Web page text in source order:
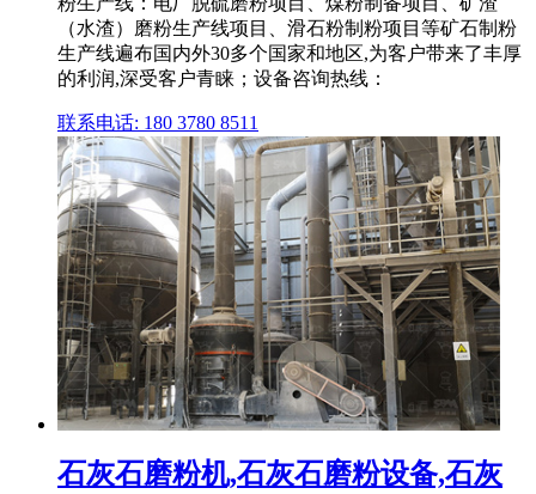
（水渣）磨粉生产线项目、滑石粉制粉项目等矿石制粉
生产线遍布国内外30多个国家和地区,为客户带来了丰厚
的利润,深受客户青睐；设备咨询热线：
联系电话: 180 3780 8511
石灰石磨粉机,石灰石磨粉设备,石灰